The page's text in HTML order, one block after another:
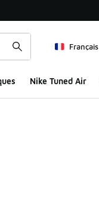
Français
Nike Tuned Air